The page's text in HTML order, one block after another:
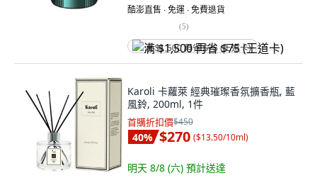
酷澎直售 ∙ 免運 ∙ 免費退貨
(5)
满 $1,500 再省 $75 (王道卡)
Karoli 卡蘿萊 經典璀璨香氛擴香瓶, 藍
風鈴, 200ml, 1件
首購折扣價$450
40% $270 ($13.50/10ml)
明天 8/8 (六) 預計送達